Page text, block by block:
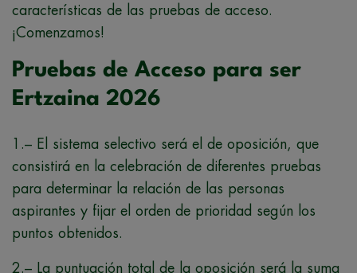
características de las pruebas de acceso.
¡Comenzamos!
Pruebas de Acceso para ser
Ertzaina 2026
1.– El sistema selectivo será el de oposición, que
consistirá en la celebración de diferentes pruebas
para determinar la relación de las personas
aspirantes y fijar el orden de prioridad según los
puntos obtenidos.
2.– La puntuación total de la oposición será la suma